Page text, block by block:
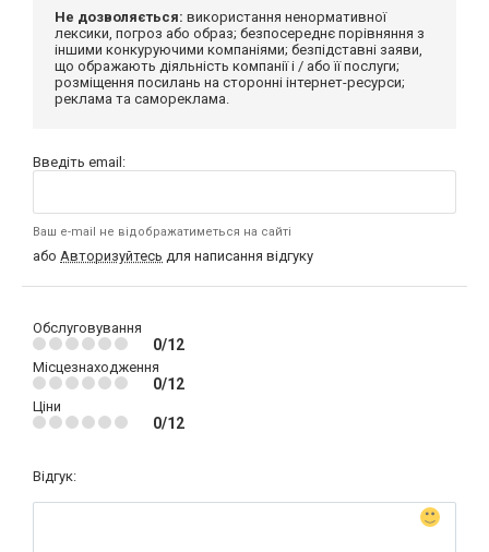
Не дозволяється: використання ненормативної
лексики, погроз або образ; безпосереднє порівняння з
іншими конкуруючими компаніями; безпідставні заяви,
що ображають діяльність компанії і / або її послуги;
розміщення посилань на сторонні інтернет-ресурси;
реклама та самореклама.
Введіть email:
Ваш e-mail не відображатиметься на сайті
або Авторизуйтесь для написання відгуку
Обслуговування
0/12
Місцезнаходження
0/12
Ціни
0/12
Відгук: